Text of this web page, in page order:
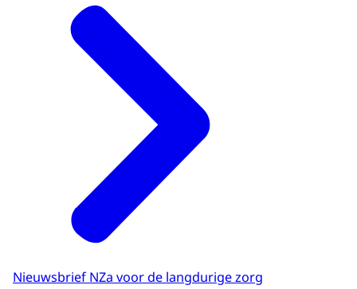
Nieuwsbrief NZa voor de langdurige zorg